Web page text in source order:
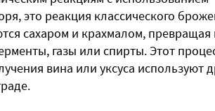
это реакция классического
сахаром и крахмалом, превращая
газы или спирты. Этот
вина или уксуса используют